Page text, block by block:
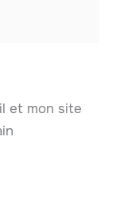
et mon site